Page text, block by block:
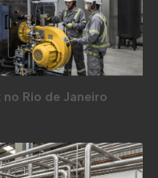
Rio de Janeiro